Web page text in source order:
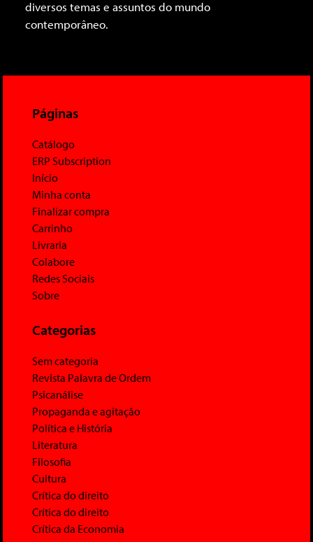
diversos temas e assuntos do mundo
contemporâneo.
Páginas
Catálogo
ERP Subscription
Início
Minha conta
Finalizar compra
Carrinho
Livraria
Colabore
Redes Sociais
Sobre
Categorias
Sem categoria
Revista Palavra de Ordem
Psicanálise
Propaganda e agitação
Política e História
Literatura
Filosofia
Cultura
Crítica do direito
Crítica do direito
Crítica da Economia